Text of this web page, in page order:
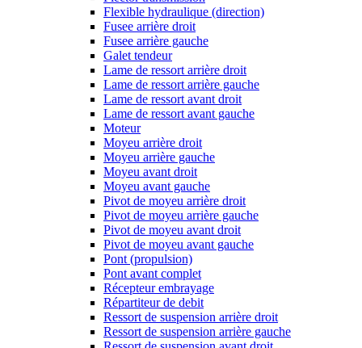
Flexible hydraulique (direction)
Fusee arrière droit
Fusee arrière gauche
Galet tendeur
Lame de ressort arrière droit
Lame de ressort arrière gauche
Lame de ressort avant droit
Lame de ressort avant gauche
Moteur
Moyeu arrière droit
Moyeu arrière gauche
Moyeu avant droit
Moyeu avant gauche
Pivot de moyeu arrière droit
Pivot de moyeu arrière gauche
Pivot de moyeu avant droit
Pivot de moyeu avant gauche
Pont (propulsion)
Pont avant complet
Récepteur embrayage
Répartiteur de debit
Ressort de suspension arrière droit
Ressort de suspension arrière gauche